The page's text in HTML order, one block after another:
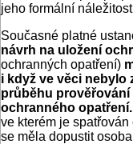
jeho formální
Současné platné
návrh na uložení
ochranných opatření)
i když ve věci nebylo
průběhu
ochranného opatření.
ve kterém je
se měla dopustit